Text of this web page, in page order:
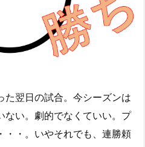
た翌日の試合。今シーズンは
ない。劇的でなくていい。プ
・・。いやそれでも、連勝頼